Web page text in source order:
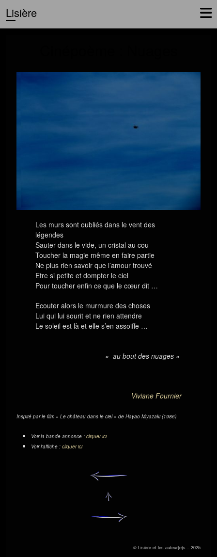
Lisière
Les murs sont oubliés dans le vent des
légendes
Sauter dans le vide, un cristal au cou
Toucher la magie même en faire partie
Ne plus rien savoir que l’amour trouvé
Etre si petite et dompter le ciel
Pour toucher enfin ce que le cœur dit …
Ecouter alors le murmure des choses
Lui qui lui sourit et ne rien attendre
Le soleil est là et elle s’en assoiffe …
« au bout des nuages »
Viviane Fournier
Inspiré par le film « Le château dans le ciel » de Hayao Miyazaki (1986)
Voir la bande-annonce : cliquer ici
Voir l’affiche : cliquer ici
© Lisière et les auteur(e)s – 2025